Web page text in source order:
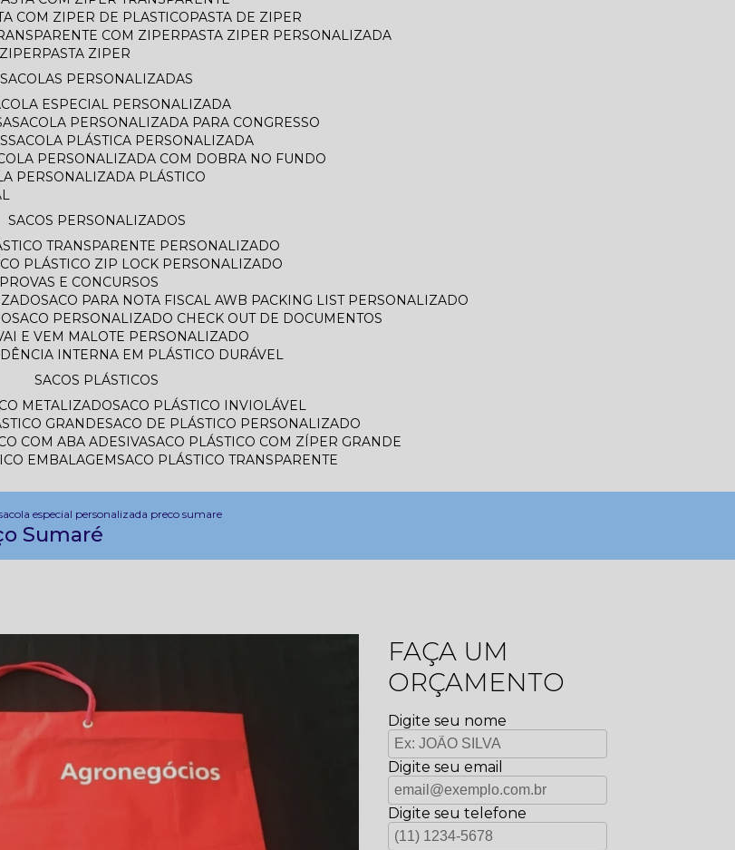
COM ZIPER DE PLASTICO PASTA DE ZIPER
COM ZIPER PASTA ZIPER PERSONALIZADA
ZIPER PASTA ZIPER
SACOLAS PERSONALIZADAS
ESPECIAL PERSONALIZADA
SACOLA PERSONALIZADA PARA CONGRESSO
SACOLA PLÁSTICA PERSONALIZADA
PERSONALIZADA COM DOBRA NO FUNDO
PERSONALIZADA PLÁSTICO
SACOS PERSONALIZADOS
TRANSPARENTE PERSONALIZADO
PLÁSTICO ZIP LOCK PERSONALIZADO
E CONCURSOS
SACO PARA NOTA FISCAL AWB PACKING LIST PERSONALIZADO
SACO PERSONALIZADO CHECK OUT DE DOCUMENTOS
VAI E VEM MALOTE PERSONALIZADO
INTERNA EM PLÁSTICO DURÁVEL
SACOS PLÁSTICOS
METALIZADO SACO PLÁSTICO INVIOLÁVEL
GRANDE SACO DE PLÁSTICO PERSONALIZADO
COM ABA ADESIVA SACO PLÁSTICO COM ZÍPER GRANDE
EMBALAGEM SACO PLÁSTICO TRANSPARENTE
especial personalizada preco sumare
Sumaré
FAÇA UM
ORÇAMENTO
Digite seu nome
Digite seu email
Digite seu telefone